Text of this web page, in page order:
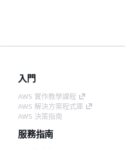
入門
AWS 實作教學課程
AWS 解決方案程式庫
AWS 決策指南
服務指南